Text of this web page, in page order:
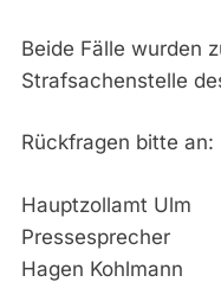
Beide Fälle wurden
Strafsachenstelle
Rückfragen bitte an:
Hauptzollamt Ulm
Pressesprecher
Hagen Kohlmann